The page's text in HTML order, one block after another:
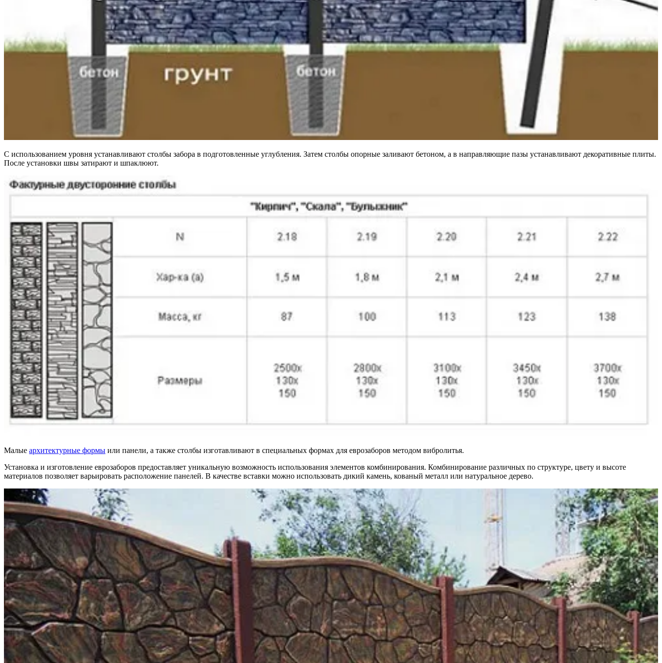
С использованием уровня устанавливают столбы забора в подготовленные углубления. Затем столбы опорные заливают бетоном, а в направляющие пазы устанавливают декоративные плиты.
После установки швы затирают и шпаклюют.
Малые архитектурные формы или панели, а также столбы изготавливают в специальных формах для еврозаборов методом вибролитья.
Установка и изготовление еврозаборов предоставляет уникальную возможность использования элементов комбинирования. Комбинирование различных по структуре, цвету и высоте
материалов позволяет варьировать расположение панелей. В качестве вставки можно использовать дикий камень, кованый металл или натуральное дерево.